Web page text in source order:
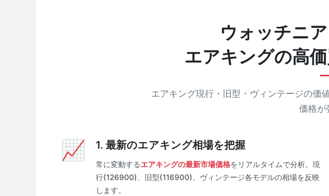
ウォッチニ
エアキングの高
エアキング現行・旧型・ヴィンテージの価
価格が
1. 最新のエアキング相場を把握
常に変動するエアキングの最新市場価格をリアルタイムで分析。現
行(126900)、旧型(116900)、ヴィンテージ各モデルの相場を反映
します。